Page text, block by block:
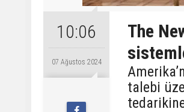
10:06
07 Ağustos 2024
The
talebi